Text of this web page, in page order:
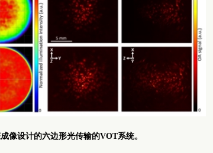
像设计的六边形光传输的VOT系统。